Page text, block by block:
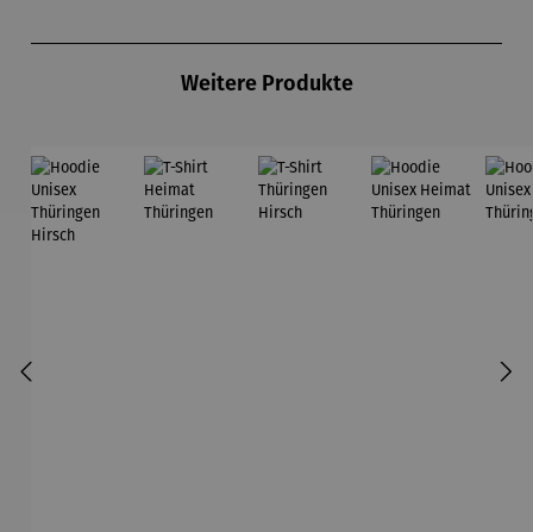
Weitere Produkte